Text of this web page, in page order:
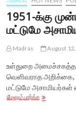
கூடாது
என
அசாம்
பாஜகவினர்
1951-க்கு
மட்டுமே
Madras August
உள்துறை
வெளிவராத அறிக்கை,
மட்டுமே அசாமியர்கள்
மேலும் பார்க்க1951-